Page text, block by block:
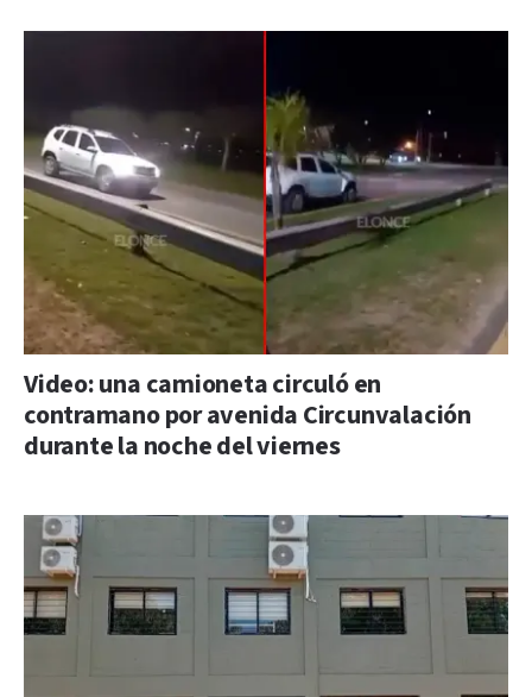
Video: una camioneta circuló en
contramano por avenida Circunvalación
durante la noche del viernes